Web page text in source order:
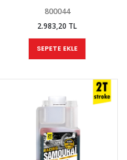
800044
2.983,20 TL
SEPETE EKLE